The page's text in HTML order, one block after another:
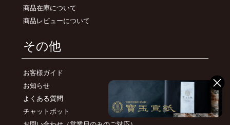
商品在庫について
商品レビューについて
その他
お客様ガイド
お知らせ
よくある質問
チャットボット